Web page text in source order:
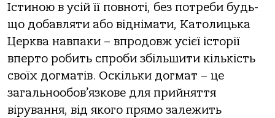
Істиною в усій її повноті, без потреби будь-
що добавляти або віднімати, Католицька
Церква навпаки – впродовж усієї історії
вперто робить спроби збільшити кількість
своїх догматів. Оскільки догмат – це
загальнообов’язкове для прийняття
вірування, від якого прямо залежить